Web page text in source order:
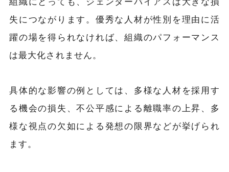
失につながります。優秀な人材が性別を理由に活
躍の場を得られなければ、組織のパフォーマンス
は最大化されません。
具体的な影響の例としては、多様な人材を採用す
る機会の損失、不公平感による離職率の上昇、多
様な視点の欠如による発想の限界などが挙げられ
ます。